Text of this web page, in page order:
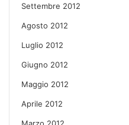
Settembre 2012
Agosto 2012
Luglio 2012
Giugno 2012
Maggio 2012
Aprile 2012